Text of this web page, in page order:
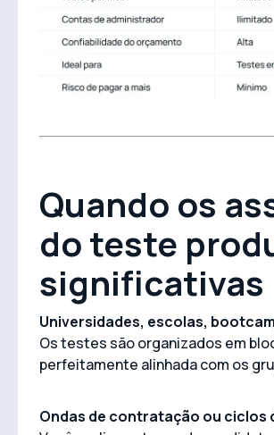
Quando os
do teste
significativas
Universidades, escolas,
Os testes são organizados em
perfeitamente alinhada com os
Ondas de contratação ou ciclos